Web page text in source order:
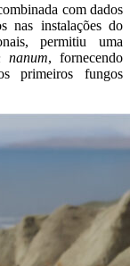
com dados
nas instalações do
permitiu uma
nanum, fornecendo
primeiros fungos